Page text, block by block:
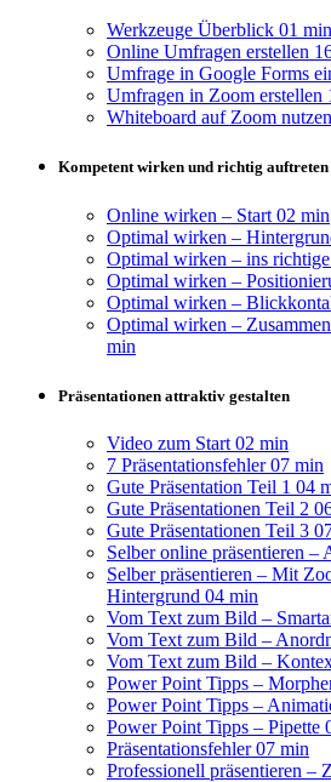
Werkzeuge Überblick 01 min
Online Umfragen erstellen
Umfrage in Google Forms
Umfragen in Zoom erstellen
Whiteboard auf Zoom nutzen
Kompetent wirken und richtig auftreten
Online wirken – Start 02 min
Optimal wirken –
Optimal wirken – ins
Optimal wirken –
Optimal wirken –
Optimal wirken –
min
Präsentationen attraktiv gestalten
Video zum Start 02 min
7 Präsentationsfehler 07 min
Gute Präsentation Teil 1 04
Gute Präsentationen Teil 2
Gute Präsentationen Teil 3
Selber online präsentieren –
Selber präsentieren – Mit
Hintergrund 04 min
Vom Text zum Bild –
Vom Text zum Bild –
Vom Text zum Bild –
Power Point Tipps –
Power Point Tipps –
Power Point Tipps – Pipette
Präsentationsfehler 07 min
Professionell präsentieren –